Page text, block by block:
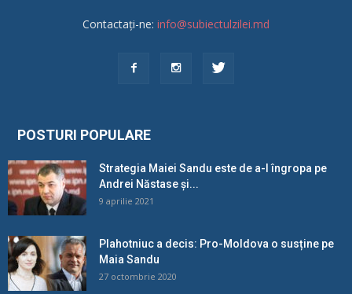
Contactați-ne: info@subiectulzilei.md
POSTURI POPULARE
Strategia Maiei Sandu este de a-l îngropa pe
Andrei Năstase și...
9 aprilie 2021
Plahotniuc a decis: Pro-Moldova o susține pe
Maia Sandu
27 octombrie 2020